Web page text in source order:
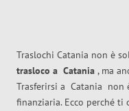
Traslochi Catania non è
trasloco a Catania , ma
Trasferirsi a Catania non
finanziaria. Ecco perché ti